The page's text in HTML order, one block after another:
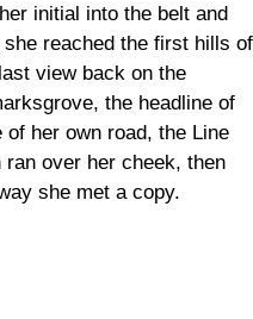
initial into the belt and
reached the first hills of
view back on the
the headline of
her own road, the Line
over her cheek, then
she met a copy.